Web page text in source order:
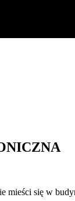
mieści się w